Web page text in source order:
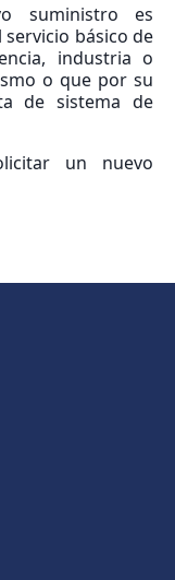
suministro es
básico de
industria o
o que por su
de sistema de
un nuevo